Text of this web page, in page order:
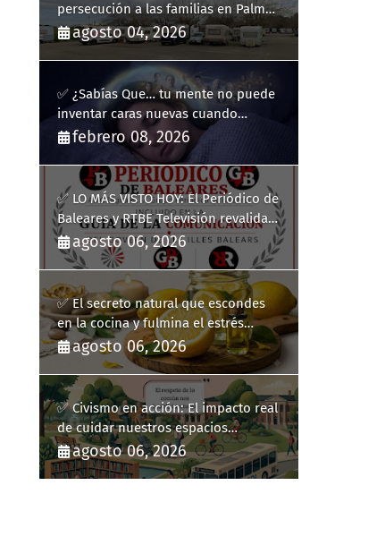
persecución a las familias en Palma
y la complicidad de un fracaso
heredado
agosto 04, 2026
✅ ¿Sabías Que… tu mente no puede
inventar caras nuevas cuando
sueñas?
febrero 08, 2026
✅ LO MÁS VISTO HOY: El Periódico de
Baleares y RTBE Televisión revalidan
más de cinco años en la Guía de la
Comunicación del Govern de les Illes
agosto 06, 2026
✅ El secreto natural que escondes
en la cocina y fulmina el estrés
diario
agosto 06, 2026
✅ Civismo en acción: El impacto real
de cuidar nuestros espacios
públicos
agosto 06, 2026